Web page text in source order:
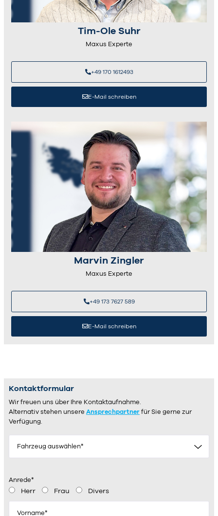
Tim-Ole Suhr
Maxus Experte
+49 170 1612493
E-Mail schreiben
Marvin Zingler
Maxus Experte
+49 173 7627 589
E-Mail schreiben
Kontaktformular
Wir freuen uns über Ihre Kontaktaufnahme.
Alternativ stehen unsere Ansprechpartner für Sie gerne zur
Verfügung.
Fahrzeug auswählen*
Anrede*
Herr Frau Divers